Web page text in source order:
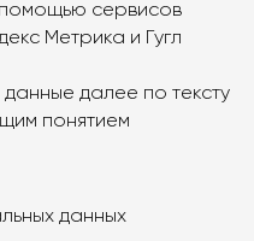
помощью сервисов
Метрика и Гугл
далее по тексту
понятием
данных